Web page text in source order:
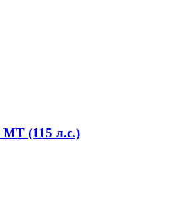
MT (115 л.с.)